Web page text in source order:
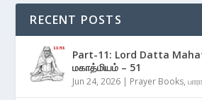
RECENT POSTS
Part-11: Lord Datta
மகாத்மியம் – 51
Jun 24, 2026 | Prayer Books,